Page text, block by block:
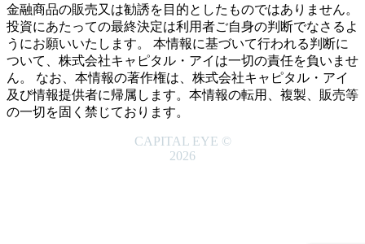
金融商品の販売又は勧誘を目的としたものではありません。
投資にあたっての最終決定は利用者ご自身の判断でなさるよ
うにお願いいたします。 本情報に基づいて行われる判断に
ついて、株式会社キャピタル・アイは一切の責任を負いませ
ん。 なお、本情報の著作権は、株式会社キャピタル・アイ
及び情報提供者に帰属します。本情報の転用、複製、販売等
の一切を固く禁じております。
CAPITAL EYE ©
2026